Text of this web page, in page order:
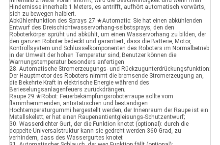
Hindernisse innerhalb 1 Meters, es antrifft, aufhört automatisch vorwärts,
sich zu bewegen halbiert.
Abkühlenfunktion des Sprays 27.★Automatic: Sie hat einen abkühlenden
Entwurf des Dreischichtwasservorhang-selbstsprays, den den
Roboterkörper sprüht und abkühlt, um einen Wasservorhang zu bilden, der
den ganzen Roboter bedeckt und garantiert, dass die Batterie, Motor,
Kontrollsystem und Schlüsselkomponenten des Roboters im Normalbetrieb
in der Umwelt der hohen Temperatur sind; Benutzer können die
Warnungstemperatur besonders anfertigen
28. Automatische Stromerzeugungs- und Rückzugunterdrückungsfunktion:
Der Hauptmotor des Roboters nimmt die bremsende Stromerzeugung an,
die Bekehrte Kraft in elektrische Energie während des
Berieselungsanlagenfeuers zurückdrängen;
Raupe 29.★Robot: Feuerbekämpfungsroboterraupe sollte vom
flammhemmenden, antistatischen und beständigen
Hochtemperaturgummi hergestellt werden; der Innenraum der Raupe ist ein
Metallskelett; er hat einen Raupenantientgleisungs-Schutzentwurf;
30. Wasserdichter Gurt, der die Funktion knotet (optional): durch die
doppelte Universalstruktur kann sie gedreht werden 360 Grad, zu
verhindern, dass des Wassergurtes knotet